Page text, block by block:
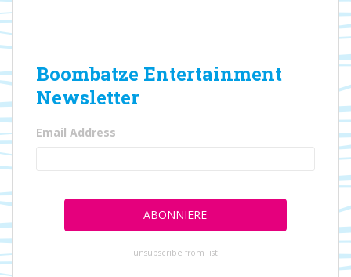
Boombatze Entertainment
Newsletter
Email Address
unsubscribe from list